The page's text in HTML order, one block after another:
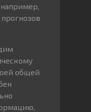
общей